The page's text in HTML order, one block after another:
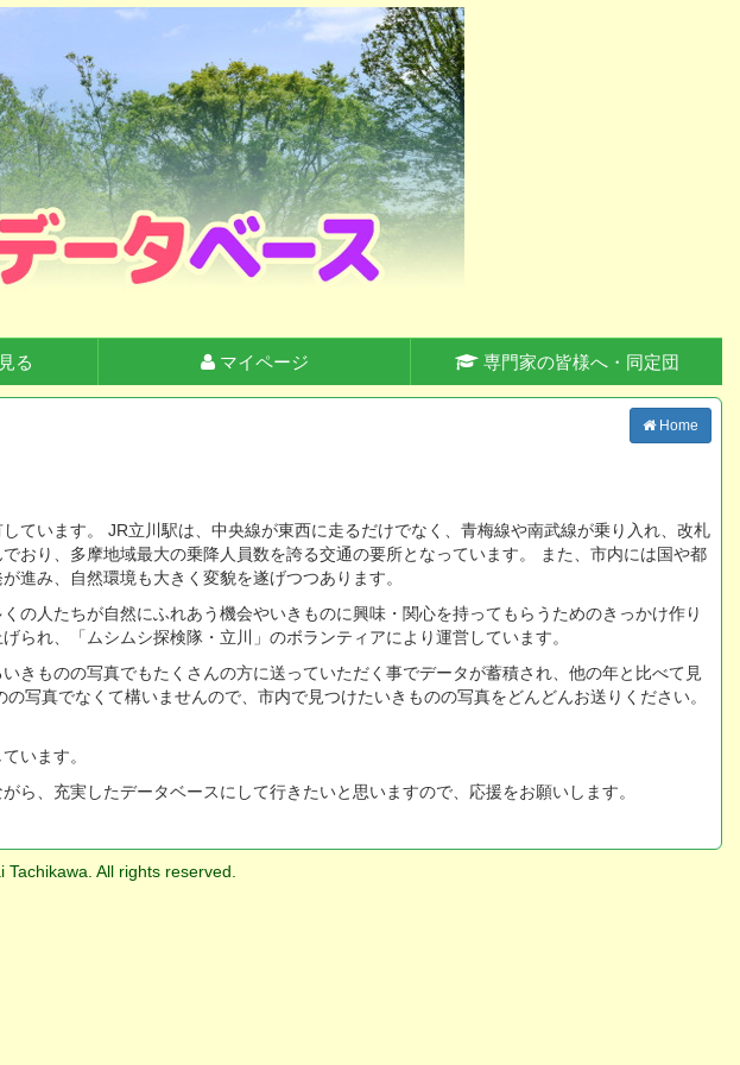
る マイページ 専門家の皆様へ・同定団
Home
います。 JR立川駅は、中央線が東西に走るだけでなく、青梅線や南武線が乗り入れ、改札
おり、多摩地域最大の乗降人員数を誇る交通の要所となっています。 また、市内には国や都
進み、自然環境も大きく変貌を遂げつつあります。
人たちが自然にふれあう機会やいきものに興味・関心を持ってもらうためのきっかけ作り
れ、「ムシムシ探検隊・立川」のボランティアにより運営しています。
ものの写真でもたくさんの方に送っていただく事でデータが蓄積され、他の年と比べて見
写真でなくて構いませんので、市内で見つけたいきものの写真をどんどんお送りください。
います。
、充実したデータベースにして行きたいと思いますので、応援をお願いします。
All rights reserved.